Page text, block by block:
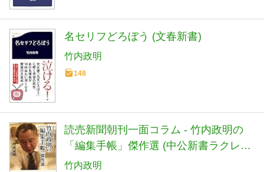
名セリフどろぼう (文春新書)
竹内政明
148
読売新聞朝刊一面コラム - 竹内政明の
「編集手帳」傑作選 (中公新書ラクレ
620)
竹内政明